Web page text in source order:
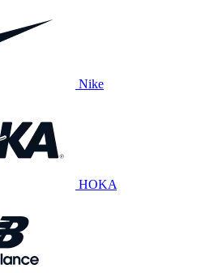
Nike
HOKA